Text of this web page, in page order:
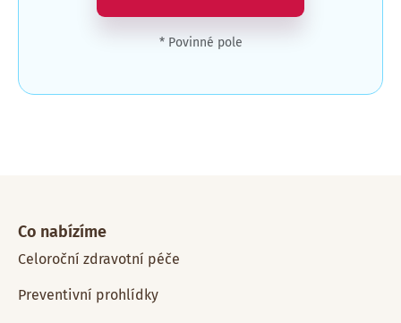
* Povinné pole
Co nabízíme
Celoroční zdravotní péče
Preventivní prohlídky